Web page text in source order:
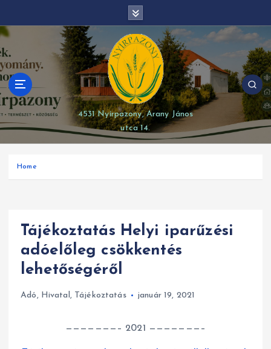
i
p
t
o
c
o
n
t
e
4531 Nyírpazony, Arany János
utca 14.
Home
Tájékoztatás Helyi iparűzési
adóelőleg csökkentés
lehetőségéről
Adó , Hivatal , Tájékoztatás január 19, 2021
———————– 2021 ———————–
modal-check